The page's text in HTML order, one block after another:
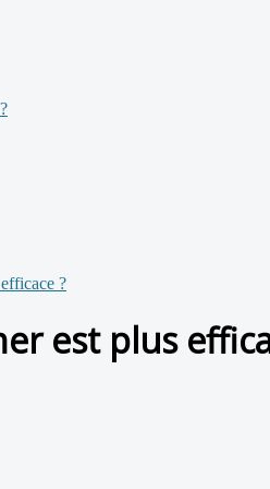
?
est plus